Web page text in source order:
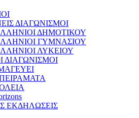
ΔΙΑΓΩΝΙΣΜΟΙ
ΔΗΜΟΤΙΚΟΥ
ΓΥΜΝΑΣΙΟΥ
ΛΥΚΕΙΟΥ
ΔΙΑΓΩΝΙΣΜΟΙ
ΕΚΔΗΛΩΣΕΙΣ